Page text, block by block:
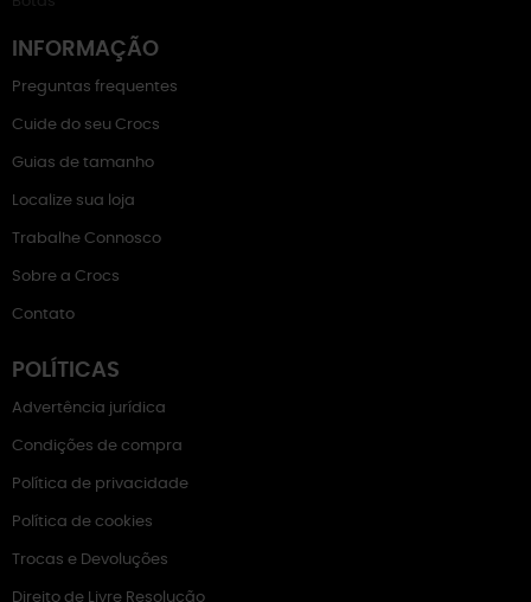
INFORMAÇÃO
Preguntas frequentes
Cuide do seu Crocs
Guias de tamanho
Localize sua loja
Trabalhe Connosco
Sobre a Crocs
Contato
POLÍTICAS
Advertência jurídica
Condições de compra
Política de privacidade
Política de cookies
Trocas e Devoluções
Direito de Livre Resolução